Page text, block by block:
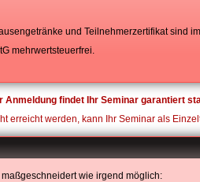
und Teilnehmerzertifikat sind
mehrwertsteuerfrei.
Anmeldung findet Ihr Seminar garantiert
erreicht werden, kann Ihr Seminar als
wie irgend möglich: